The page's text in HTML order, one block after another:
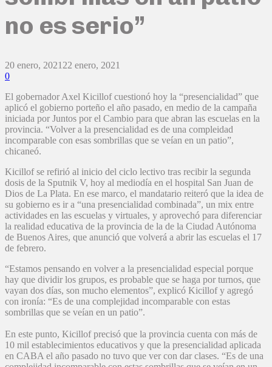
no es serio”
20 enero, 2021 22 enero, 2021
0
El gobernador Axel Kicillof cuestionó hoy la “presencialidad” que
aplicó el gobierno porteño el año pasado, en medio de la campaña
iniciada por Juntos por el Cambio para que abran las escuelas en la
provincia. “Volver a la presencialidad es de una compleidad
incomparable con esas sombrillas que se veían en un patio”,
chicaneó.
Kicillof se refirió al inicio del ciclo lectivo tras recibir la segunda
dosis de la Sputnik V, hoy al mediodía en el hospital San Juan de
Dios de La Plata. En ese marco, el mandatario reiteró que la idea de
su gobierno es ir a “una presencialidad combinada”, un mix entre
actividades en las escuelas y virtuales, y aprovechó para diferenciar
la realidad educativa de la provincia de la de la Ciudad Autónoma
de Buenos Aires, que anunció que volverá a abrir las escuelas el 17
de febrero.
“Estamos pensando en volver a la presencialidad especial porque
hay que dividir los grupos, es probable que se haga por turnos, que
vayan dos días, son mucho elementos”, explicó Kicillof y agregó
con ironía: “Es de una complejidad incomparable con estas
sombrillas que se veían en un patio”.
En este punto, Kicillof precisó que la provincia cuenta con más de
10 mil establecimientos educativos y que la presencialidad aplicada
en CABA el año pasado no tuvo que ver con dar clases. “Es de una